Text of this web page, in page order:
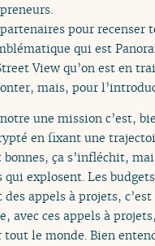
pour recenser
qui est
View qu’on est en
mais, pour
notre une mission c’est,
en fixant une
ça s’infléchit,
qui explosent. Les
appels à projets,
avec ces appels à
tout le monde. Bien